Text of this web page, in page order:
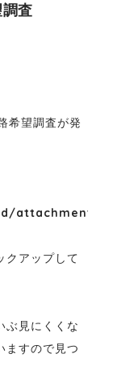
査
希望調査が発
attachment/
クアップして
ぶ見にくくな
ますので見つ